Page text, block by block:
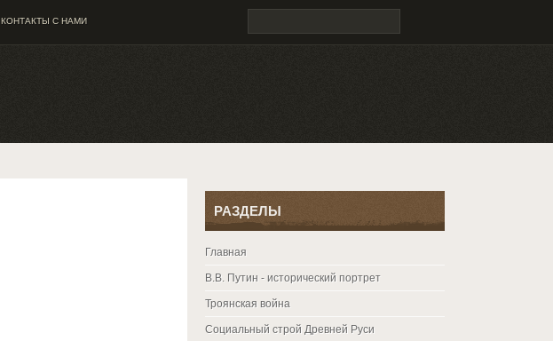
КОНТАКТЫ С НАМИ
РАЗДЕЛЫ
Главная
В.В. Путин - исторический портрет
Троянская война
Социальный строй Древней Руси